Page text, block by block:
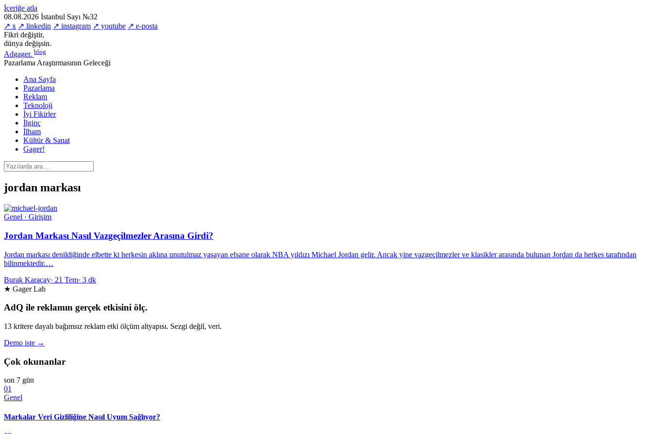
İçeriğe atla
08.08.2026 İstanbul Sayı №32
↗ x ↗ linkedin ↗ instagram ↗ youtube ↗ e-posta
Fikri değiştir,
dünya değişsin.
Adgager. blog
Pazarlama Araştırmasının Geleceği
Ana Sayfa
Pazarlama
Reklam
Teknoloji
İyi Fikirler
İlginç
İlham
Kültür & Sanat
Gager!
jordan markası
Genel · Girişim
Jordan Markası Nasıl Vazgeçilmezler Arasına Girdi?
Jordan markası denildiğinde elbette ki herkesin aklına unutulmaz yaşayan efsane olarak NBA yıldızı Michael Jordan gelir. Ancak yine vazgeçilmezler ve klasikler arasında bulunan Jordan da herkes tarafından
bilinmektedir.…
Burak Karaçay· 21 Tem· 3 dk
★ Gager Lab
AdQ ile reklamın gerçek etkisini ölç.
13 kritere dayalı bağımsız reklam etki ölçüm altyapısı. Sezgi değil, veri.
Demo iste →
Çok okunanlar
son 7 gün
01
Genel
Markalar Veri Gizliliğine Nasıl Uyum Sağlıyor?